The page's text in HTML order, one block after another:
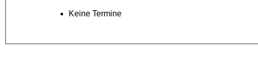
Keine Termine